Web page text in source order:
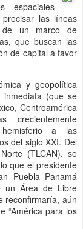
espaciales-
las líneas
de un marco de
que buscan las
de capital a favor
y geopolítica
inmediata (que se
Centroamérica
crecientemente
a las
del siglo XXI. Del
(TLCAN), se
que el presidente
Puebla Panamá
un Área de Libre
reconfirmaría, aún
“América para los